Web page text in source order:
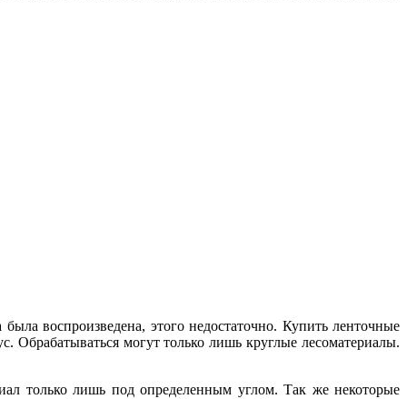
воспроизведена, этого недостаточно. Купить ленточные
могут только лишь круглые лесоматериалы.
только лишь под определенным углом. Так же некоторые